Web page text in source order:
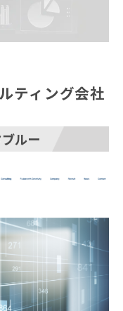
ティング会社
ルー